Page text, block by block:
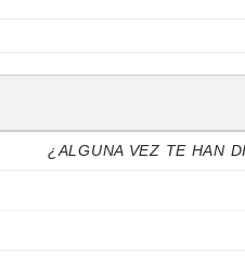
¿ALGUNA VEZ TE HAN